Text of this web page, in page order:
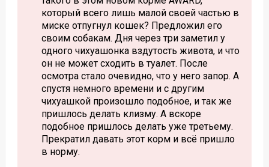
который всего лишь малой своей частью в
миске отпугнул кошек? Предложил его
своим собакам. Дня через три заметил у
одного чихуашонка вздутость живота, и что
он не может сходить в туалет. После
осмотра стало очевидно, что у него запор. А
спустя немного времени и с другим
чихуашкой произошло подобное, и так же
пришлось делать клизму. А вскоре
подобное пришлось делать уже третьему.
Прекратил давать этот корм и всё пришло
в норму.